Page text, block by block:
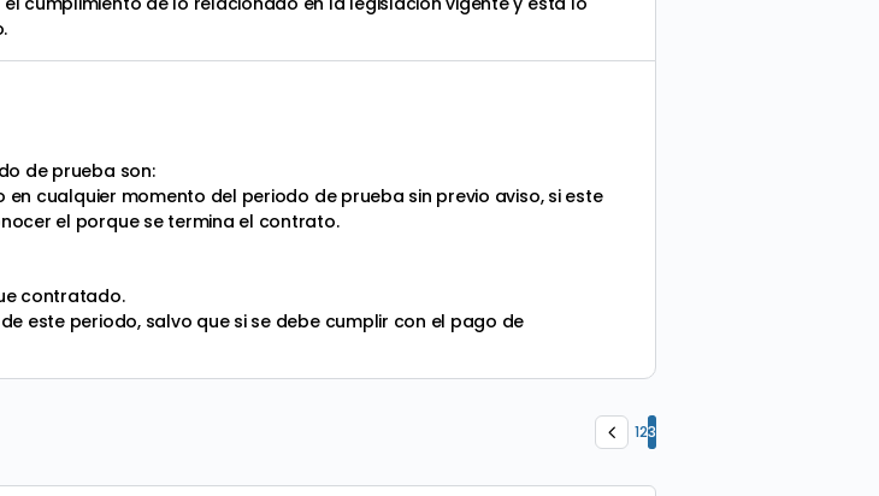
de prueba son:
cualquier momento del periodo de prueba sin previo aviso, si este
el porque se termina el contrato.
contratado.
este periodo, salvo que si se debe cumplir con el pago de
123